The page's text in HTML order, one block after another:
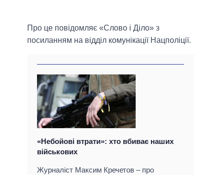
Про це повідомляє «Слово і Діло» з
посиланням на відділ комунікації Нацполіції.
«Небойові втрати»: хто вбиває наших
військових
Журналіст Максим Кречетов – про